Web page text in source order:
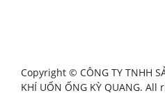
Copyright © CÔNG TY TNHH
KHÍ UỐN ỐNG KỲ QUANG.